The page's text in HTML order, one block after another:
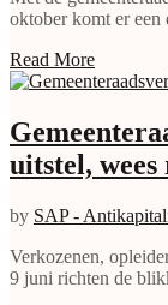
oktober komt er een
Read More
uitstel,
by SAP -
Verkozenen,
9 juni richten de